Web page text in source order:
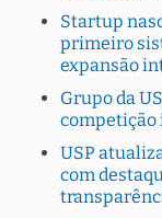
Startup
primeiro
expansão
Grupo da
competição
USP
com